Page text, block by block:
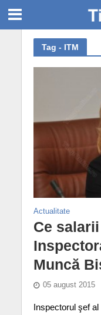
Tag - ITM
Actualitate
Ce
Muncă
05 august 2015
Inspectorul şef al